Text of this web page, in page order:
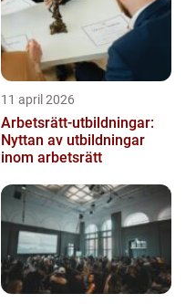
11 april 2026
Arbetsrätt-utbildningar:
Nyttan av utbildningar
inom arbetsrätt